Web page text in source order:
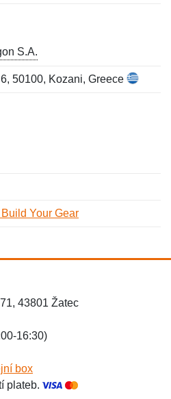
S.A.
50100, Kozani, Greece
Your Gear
43801 Žatec
16:30)
box
plateb.